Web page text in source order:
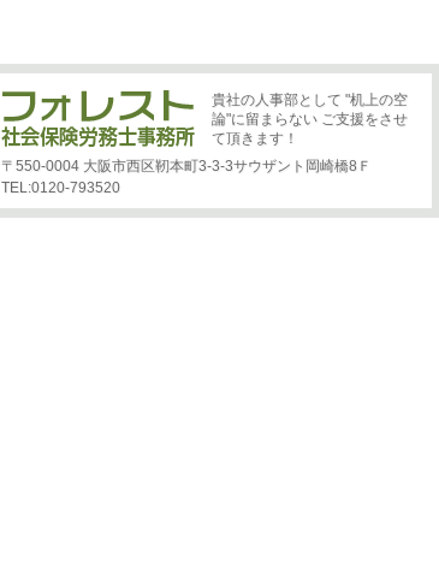
貴社の人事部として "机上の空
論"に留まらない ご支援をさせ
て頂きます！
〒550-0004 大阪市西区靭本町3-3-3サウザント岡崎橋8Ｆ
TEL:0120-793520